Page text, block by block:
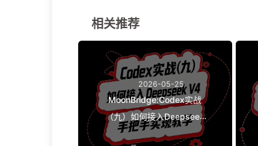
相关推荐
2026-05-25
MoonBridge:Codex实战
（九）如何接入Deepseek
V4？手把手教学！